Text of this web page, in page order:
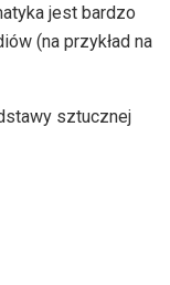
jest bardzo
(na przykład na
sztucznej